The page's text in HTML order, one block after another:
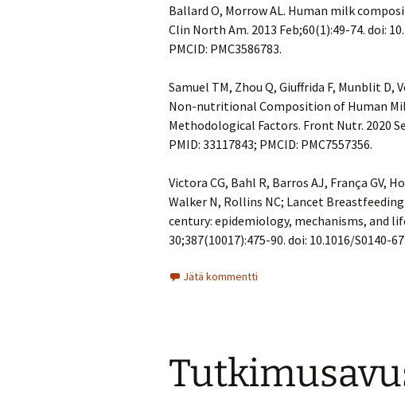
Ballard O, Morrow AL. Human milk
Clin North Am. 2013 Feb;60(1):49-74. doi:
PMCID: PMC3586783.
Samuel TM, Zhou Q, Giuffrida F, Munblit
Non-nutritional Composition of Human
Methodological Factors. Front Nutr. 2020
PMID: 33117843; PMCID: PMC7557356.
Victora CG, Bahl R, Barros AJ, França GV,
Walker N, Rollins NC; Lancet
century: epidemiology, mechanisms, and
30;387(10017):475-90. doi: 10.1016/S0140-
Jätä kommentti